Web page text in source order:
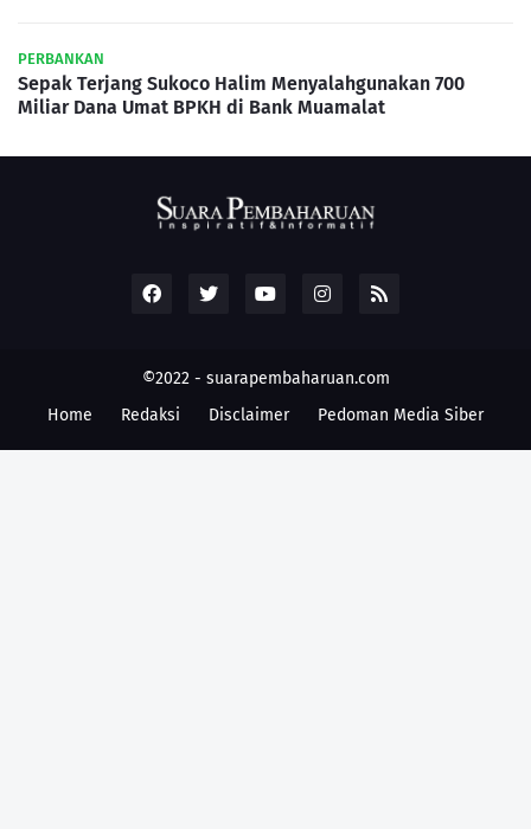
PERBANKAN
Sepak Terjang Sukoco Halim Menyalahgunakan 700
Miliar Dana Umat BPKH di Bank Muamalat
©2022 - suarapembaharuan.com
Home
Redaksi Disclaimer Pedoman Media Siber